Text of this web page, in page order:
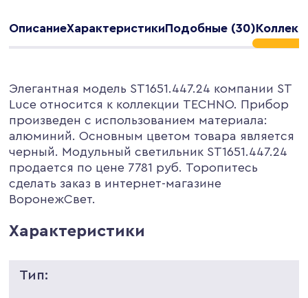
ОписаниеХарактеристикиПодобные (30)
Элегантная модель ST1651.447.24 компании ST
Luce относится к коллекции TECHNO. Прибор
произведен с использованием материала:
алюминий. Основным цветом товара является
черный. Модульный светильник ST1651.447.24
продается по цене 7781 руб. Торопитесь
сделать заказ в интернет-магазине
ВоронежСвет.
Характеристики
Тип: